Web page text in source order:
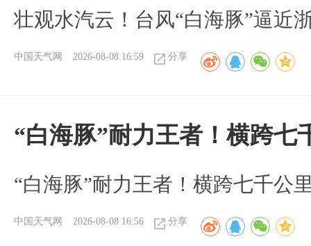
壮观水汽云！台风“白海豚”逼近
中国天气网 2026-08-08 16:59 分享
“白海豚”耐力王者！横跨七
“白海豚”耐力王者！横跨七千公
中国天气网 2026-08-08 16:56 分享